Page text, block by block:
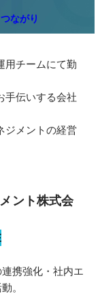
つながり
用チームにて勤
手伝いする会社
ジメントの経営
ント株式会
携強化・社内エ
。